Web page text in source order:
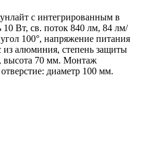
с интегрированным в
Вт, св. поток 840 лм, 84 лм/
100°, напряжение питания
алюминия, степень защиты
высота 70 мм. Монтаж
диаметр 100 мм.